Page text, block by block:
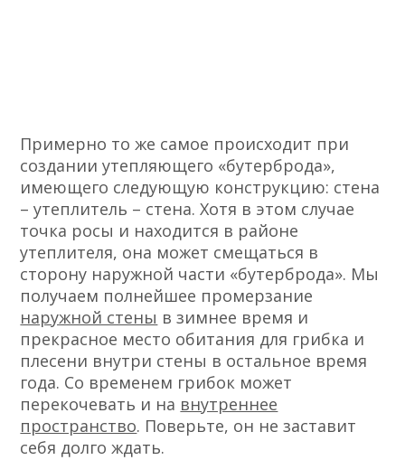
Примерно то же самое происходит при
создании утепляющего «бутерброда»,
имеющего следующую конструкцию: стена
– утеплитель – стена. Хотя в этом случае
точка росы и находится в районе
утеплителя, она может смещаться в
сторону наружной части «бутерброда». Мы
получаем полнейшее промерзание
наружной стены в зимнее время и
прекрасное место обитания для грибка и
плесени внутри стены в остальное время
года. Со временем грибок может
перекочевать и на внутреннее
пространство. Поверьте, он не заставит
себя долго ждать.